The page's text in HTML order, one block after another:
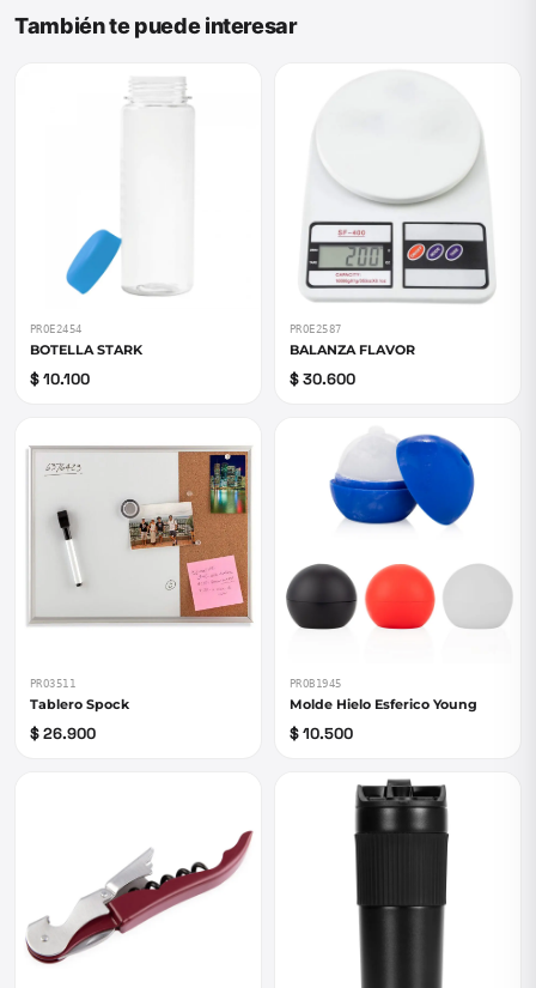
También te puede interesar
PROE2454
BOTELLA STARK
$ 10.100
PROE2587
BALANZA FLAVOR
$ 30.600
PRO3511
Tablero Spock
$ 26.900
PROB1945
Molde Hielo Esferico Young
$ 10.500